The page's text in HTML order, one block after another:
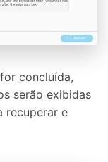
concluída,
serão exibidas
recuperar e